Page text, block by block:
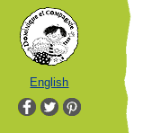
English